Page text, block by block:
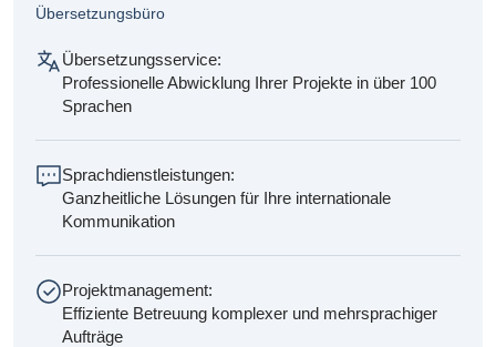
Übersetzungsbüro
Übersetzungsservice:
Professionelle Abwicklung Ihrer Projekte in über 100
Sprachen
Sprachdienstleistungen:
Ganzheitliche Lösungen für Ihre internationale
Kommunikation
Projektmanagement:
Effiziente Betreuung komplexer und mehrsprachiger
Aufträge